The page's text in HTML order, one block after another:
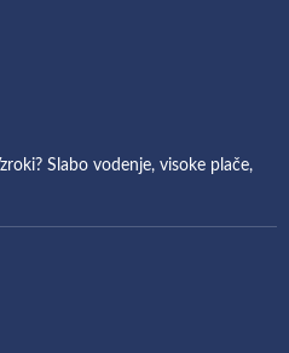
Slabo vodenje, visoke plače,